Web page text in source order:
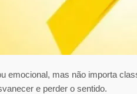
emocional, mas não importa
e perder o sentido.